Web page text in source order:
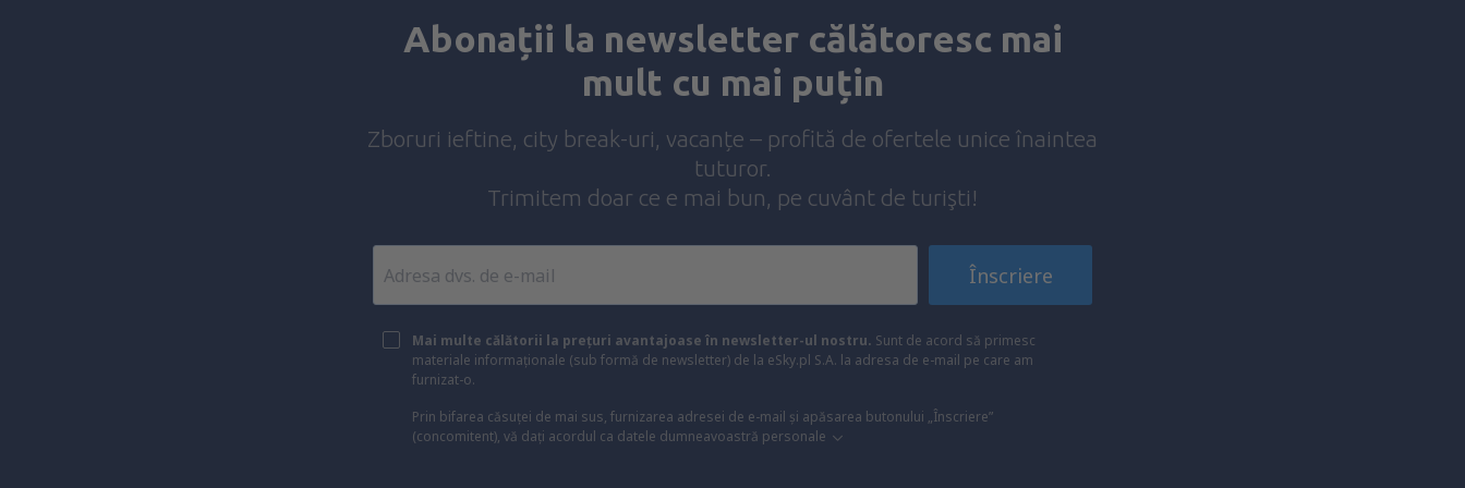
Abonații la newsletter călătoresc mai
mult cu mai puțin
Zboruri ieftine, city break-uri, vacanțe – profită de ofertele unice înaintea
tuturor.
Trimitem doar ce e mai bun, pe cuvânt de turişti!
Înscriere
Mai multe călătorii la prețuri avantajoase în newsletter-ul nostru. Sunt de acord să primesc
materiale informaționale (sub formă de newsletter) de la eSky.pl S.A. la adresa de e-mail pe care am
furnizat-o.
Prin bifarea căsuței de mai sus, furnizarea adresei de e-mail și apăsarea butonului „Înscriere”
(concomitent), vă dați acordul ca datele dumneavoastră personale